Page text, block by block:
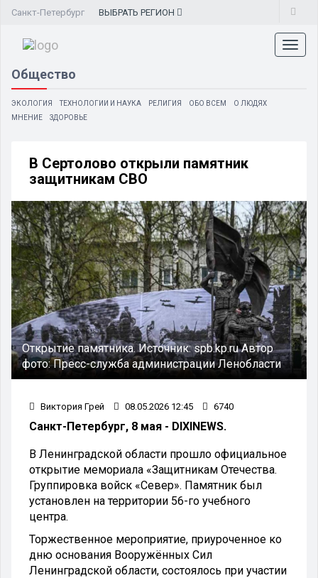
Санкт-Петербург ВЫБРАТЬ РЕГИОН
Общество
ЭКОЛОГИЯ ТЕХНОЛОГИИ И НАУКА РЕЛИГИЯ ОБО ВСЕМ
О ЛЮДЯХ
МНЕНИЕ
ЗДОРОВЬЕ
В Сертолово открыли памятник
защитникам СВО
Открытие памятника.Источник:spb.kp.ruАвтор
фото:Пресс-служба администрации Ленобласти
Виктория Грей 08.05.2026 12:45 6740
Санкт-Петербург, 8 мая - DIXINEWS.
В Ленинградской области прошло официальное
открытие мемориала «Защитникам Отечества.
Группировка войск «Север». Памятник был
установлен на территории 56-го учебного
центра.
Торжественное мероприятие, приуроченное ко
дню основания Вооружённых Сил
Ленинградской области, состоялось при участии